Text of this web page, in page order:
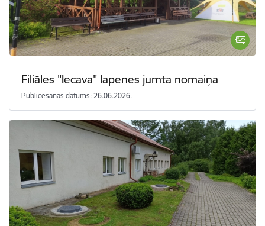
Filiāles "Iecava" lapenes jumta nomaiņa
Publicēšanas datums: 26.06.2026.